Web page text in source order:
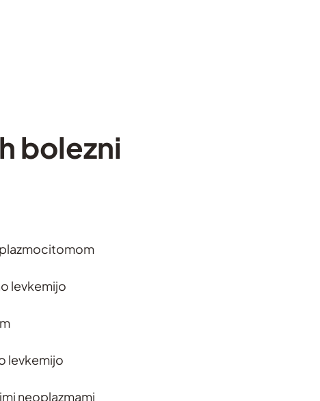
bolezni
levkemijo
levkemijo
neoplazmami